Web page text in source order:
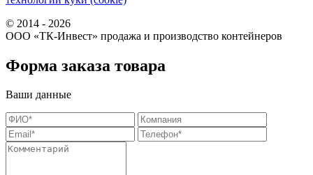
© 2014 - 2026
ООО «ТК-Инвест» продажа и производство контейнеров
Форма заказа товара
Ваши данные